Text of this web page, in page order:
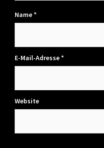
Name*
E-Mail-Adresse*
Website